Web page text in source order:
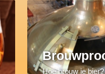
Hoe brouw je bier?